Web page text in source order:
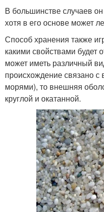
В большинстве случаев
хотя в его основе может
Способ хранения также
какими свойствами будет
может иметь различный
происхождение связано
морями), то внешняя
круглой и окатанной.